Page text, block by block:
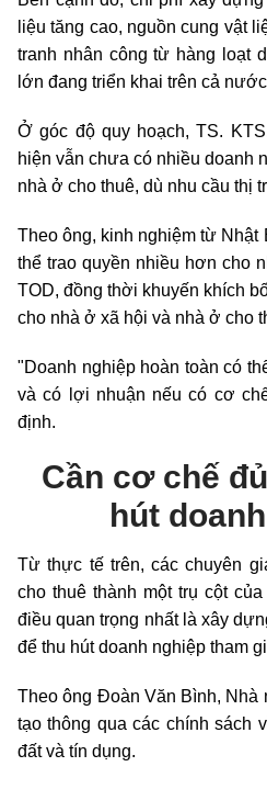
liệu tăng cao, nguồn cung vật
tranh nhân công từ hàng loạt
lớn đang triển khai trên cả
Ở góc độ quy hoạch, TS.
hiện vẫn chưa có nhiều doanh
nhà ở cho thuê, dù nhu cầu thị
Theo ông, kinh nghiệm từ
thể trao quyền nhiều hơn cho
TOD, đồng thời khuyến khích
cho nhà ở xã hội và nhà ở cho
"Doanh nghiệp hoàn toàn có
và có lợi nhuận nếu có cơ
định.
Cần cơ chế
hút
Từ thực tế trên, các chuyên
cho thuê thành một trụ cột
điều quan trọng nhất là xây
để thu hút doanh nghiệp tham
Theo ông Đoàn Văn Bình, Nhà
tạo thông qua các chính sách
đất và tín dụng.